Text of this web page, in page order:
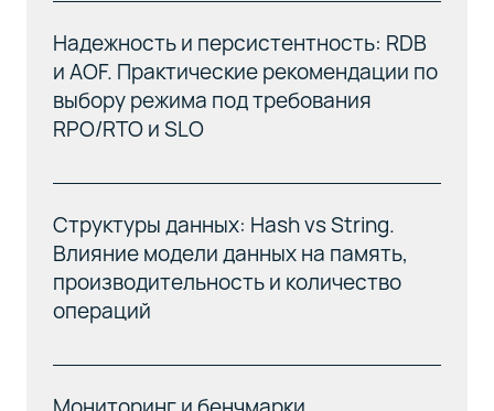
Надежность и персистентность: RDB
и AOF. Практические рекомендации по
выбору режима под требования
RPO/RTO и SLO
Структуры данных: Hash vs String.
Влияние модели данных на память,
производительность и количество
операций